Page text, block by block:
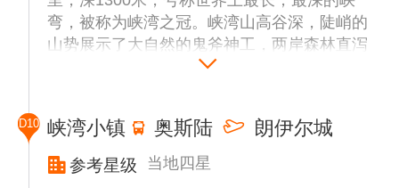
弯，被称为峡湾之冠。峡湾山高谷深，陡峭的
山势展示了大自然的鬼斧神工，两岸森林直泻
飞瀑，或细若如银丝，或粗若白绫。
是它的地理位置绝佳，毗邻峡湾，又背靠大
山，星罗棋布的小房子、漫山遍野的花花草
草，充满田园诗意。
D10 峡湾小镇 奥斯陆 朗伊尔城
参考星级 当地四星